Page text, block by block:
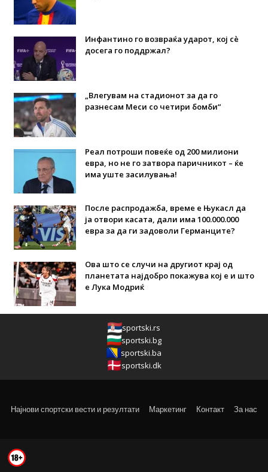
Инфантино го возвраќа ударот, кој сè
досега го поддржал?
„Влегувам на стадионот за да го
разнесам Меси со четири бомби“
Реал потроши повеќе од 200 милиони
евра, но не го затвора паричникот – ќе
има уште засилувања!
После распродажба, време е Њукасл да
ја отвори касата, дали има 100.000.000
евра за да ги задоволи Германците?
Ова што се случи на другиот крај од
планетата најдобро покажува кој е и што
е Лука Модриќ
sportski.rs
sportski.bg
sportski.ba
sportski.dk
Најнови спортски вести и резултати Маркетинг Контакт За нас